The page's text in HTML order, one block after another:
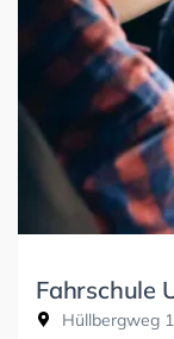
Fahrschule
Hüllbergweg